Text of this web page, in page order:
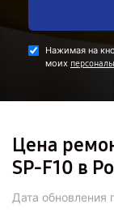
Нажимая на
моих
Цена
SP-F10 в
Дата обновления